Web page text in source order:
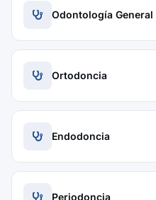
Odontología General
Ortodoncia
Endodoncia
Periodoncia